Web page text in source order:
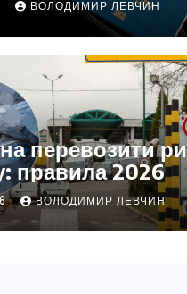
ВОЛОДИМИР ЛЕВЧИН
перевозити
правила 2026
ВОЛОДИМИР ЛЕВЧИН